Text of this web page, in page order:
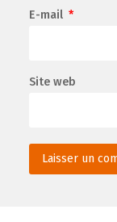
E-mail *
Site web